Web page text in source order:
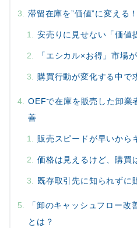
滞留在庫を”価値”に変える
安売りに見せない「価値
「エシカル×お得」市場
購買行動が変化する中で
OEFで在庫を販売した卸業
善
販売スピードが早いから
価格は見えるけど、購買
既存取引先に知られずに
「卸のキャッシュフロー
とは？